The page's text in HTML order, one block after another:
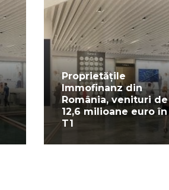
Proprietățile
Immofinanz din
România, venituri de
12,6 milioane euro în
T1